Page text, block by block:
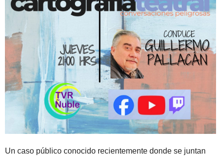
Un caso público conocido recientemente donde se juntan